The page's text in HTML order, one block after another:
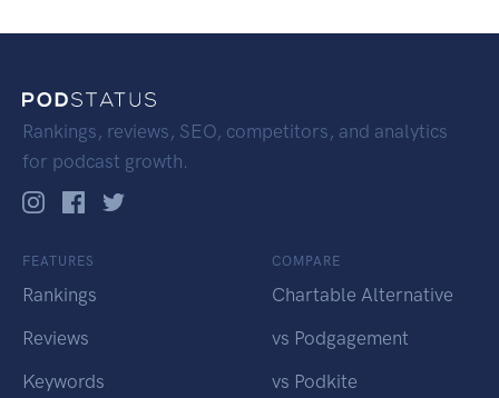
Rankings, reviews, SEO, competitors, and analytics
for podcast growth.
FEATURES
Rankings
Reviews
Keywords
COMPARE
Chartable Alternative
vs Podgagement
vs Podkite